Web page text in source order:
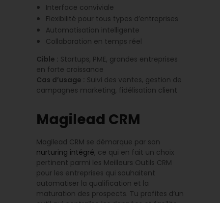
Interface conviviale
Flexibilité pour tous types d’entreprises
Automatisation intelligente
Collaboration en temps réel
Cible : Startups, PME, grandes entreprises
en forte croissance
Cas d’usage : Suivi des ventes, gestion de
campagnes marketing, fidélisation client
Magilead CRM
Magilead CRM se démarque par son
nurturing intégré, ce qui en fait un choix
pertinent parmi les Meilleurs Outils CRM
pour les entreprises qui souhaitent
automatiser la qualification et la
maturation des prospects. Tu profites d’un